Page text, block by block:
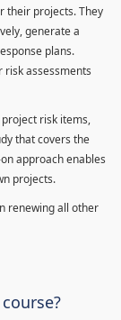
their projects. They
generate a
plans.
assessments
risk items,
that covers the
approach enables
projects.
renewing all other